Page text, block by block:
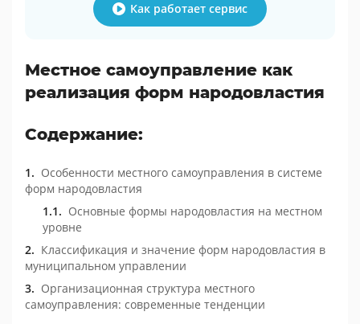
Как работает сервис
Местное самоуправление как
реализация форм народовластия
Содержание:
Особенности местного самоуправления в системе
форм народовластия
Основные формы народовластия на местном
уровне
Классификация и значение форм народовластия в
муниципальном управлении
Организационная структура местного
самоуправления: современные тенденции